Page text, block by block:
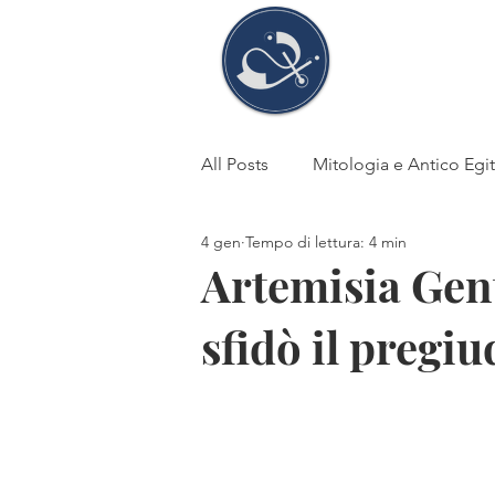
All Posts Mitologia e Antico
Fede e superstizione
Antico Egitto Storia
Artemisia
sfidò il
4 gen Tempo di lettura: 4 min